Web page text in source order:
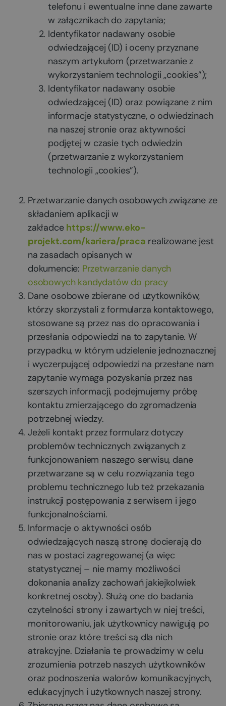
telefonu i ewentualne inne dane zawarte
w załącznikach do zapytania;
Identyfikator nadawany osobie
odwiedzającej (ID) i oceny przyznane
naszym artykułom (przetwarzanie z
wykorzystaniem technologii „cookies”);
Identyfikator nadawany osobie
odwiedzającej (ID) oraz powiązane z nim
informacje statystyczne, o odwiedzinach
na naszej stronie oraz aktywności
podjętej w czasie tych odwiedzin
(przetwarzanie z wykorzystaniem
technologii „cookies”).
Przetwarzanie danych osobowych związane ze
składaniem aplikacji w
zakładce https://www.eko-
projekt.com/kariera/praca realizowane jest
na zasadach opisanych w
dokumencie: Przetwarzanie danych
osobowych kandydatów do pracy
Dane osobowe zbierane od użytkowników,
którzy skorzystali z formularza kontaktowego,
stosowane są przez nas do opracowania i
przesłania odpowiedzi na to zapytanie. W
przypadku, w którym udzielenie jednoznacznej
i wyczerpującej odpowiedzi na przesłane nam
zapytanie wymaga pozyskania przez nas
szerszych informacji, podejmujemy próbę
kontaktu zmierzającego do zgromadzenia
potrzebnej wiedzy.
Jeżeli kontakt przez formularz dotyczy
problemów technicznych związanych z
funkcjonowaniem naszego serwisu, dane
przetwarzane są w celu rozwiązania tego
problemu technicznego lub też przekazania
instrukcji postępowania z serwisem i jego
funkcjonalnościami.
Informacje o aktywności osób
odwiedzających naszą stronę docierają do
nas w postaci zagregowanej (a więc
statystycznej – nie mamy możliwości
dokonania analizy zachowań jakiejkolwiek
konkretnej osoby). Służą one do badania
czytelności strony i zawartych w niej treści,
monitorowaniu, jak użytkownicy nawigują po
stronie oraz które treści są dla nich
atrakcyjne. Działania te prowadzimy w celu
zrozumienia potrzeb naszych użytkowników
oraz podnoszenia walorów komunikacyjnych,
edukacyjnych i użytkownych naszej strony.